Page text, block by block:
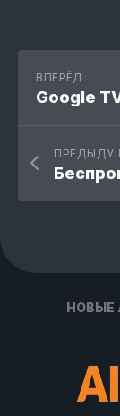
ВПЕРЁД
Google
НОВЫЕ